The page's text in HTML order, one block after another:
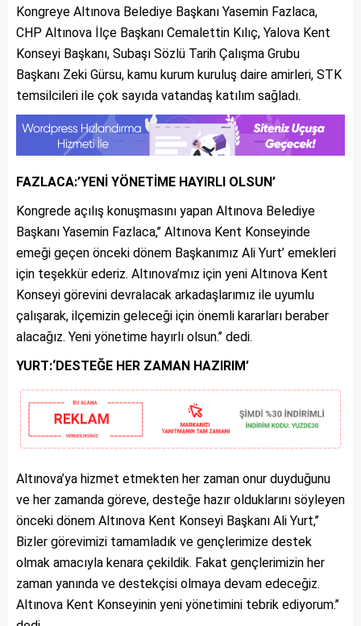
Kongreye Altınova Belediye Başkanı Yasemin Fazlaca,
CHP Altınova İlçe Başkanı Cemalettin Kılıç, Yalova Kent
Konseyi Başkanı, Subaşı Sözlü Tarih Çalışma Grubu
Başkanı Zeki Gürsu, kamu kurum kuruluş daire amirleri, STK
temsilcileri ile çok sayıda vatandaş katılım sağladı.
FAZLACA:’YENİ YÖNETİME HAYIRLI OLSUN’
Kongrede açılış konuşmasını yapan Altınova Belediye
Başkanı Yasemin Fazlaca,’’ Altınova Kent Konseyinde
emeği geçen önceki dönem Başkanımız Ali Yurt’ emekleri
için teşekkür ederiz. Altınova’mız için yeni Altınova Kent
Konseyi görevini devralacak arkadaşlarımız ile uyumlu
çalışarak, ilçemizin geleceği için önemli kararları beraber
alacağız. Yeni yönetime hayırlı olsun.’’ dedi.
YURT:‘DESTEĞE HER ZAMAN HAZIRIM’
Altınova’ya hizmet etmekten her zaman onur duyduğunu
ve her zamanda göreve, desteğe hazır olduklarını söyleyen
önceki dönem Altınova Kent Konseyi Başkanı Ali Yurt,’’
Bizler görevimizi tamamladık ve gençlerimize destek
olmak amacıyla kenara çekildik. Fakat gençlerimizin her
zaman yanında ve destekçisi olmaya devam edeceğiz.
Altınova Kent Konseyinin yeni yönetimini tebrik ediyorum.’’